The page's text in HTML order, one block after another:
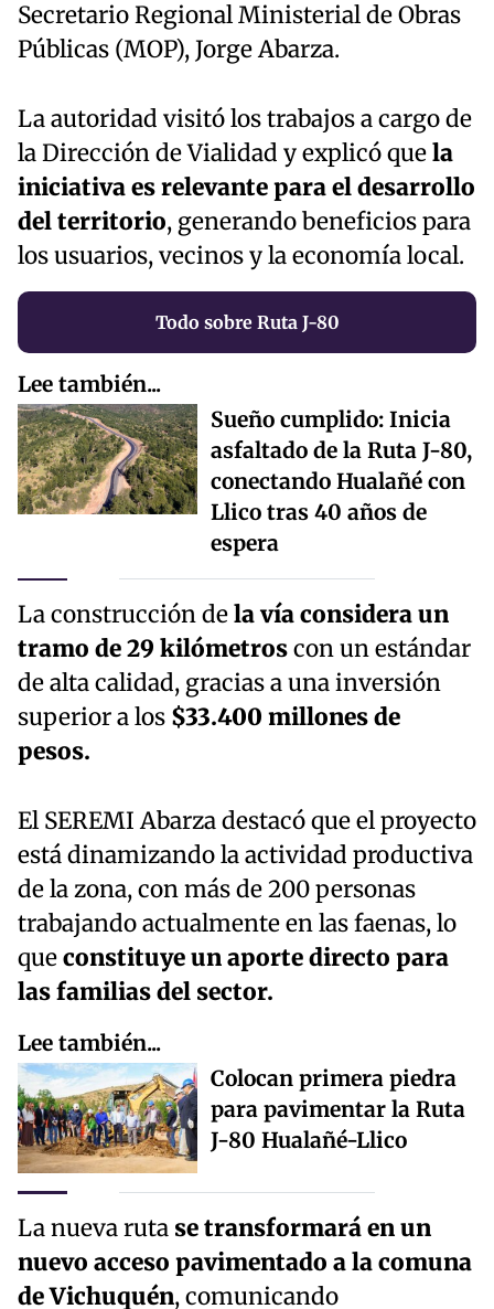
Secretario Regional Ministerial de Obras
Públicas (MOP), Jorge Abarza.
La autoridad visitó los trabajos a cargo de
la Dirección de Vialidad y explicó quela
iniciativa es relevante para el desarrollo
del territorio, generando beneficios para
los usuarios, vecinos y la economía local.
Todo sobre Ruta J-80
Lee también...
Sueño cumplido: Inicia
asfaltado de la Ruta J-80,
conectando Hualañé con
Llico tras 40 años de
espera
La construcción dela vía considera un
tramo de 29 kilómetroscon un estándar
de alta calidad, gracias a una inversión
superior a los $33.400 millones de
pesos.
El SEREMI Abarza destacó que el proyecto
está dinamizando la actividad productiva
de la zona, con más de 200 personas
trabajando actualmente en las faenas, lo
queconstituye un aporte directo para
las familias del sector.
Lee también...
Colocan primera piedra
para pavimentar la Ruta
J-80 Hualañé-Llico
La nueva ruta se transformará en un
nuevo acceso pavimentado a la comuna
de Vichuquén, comunicando